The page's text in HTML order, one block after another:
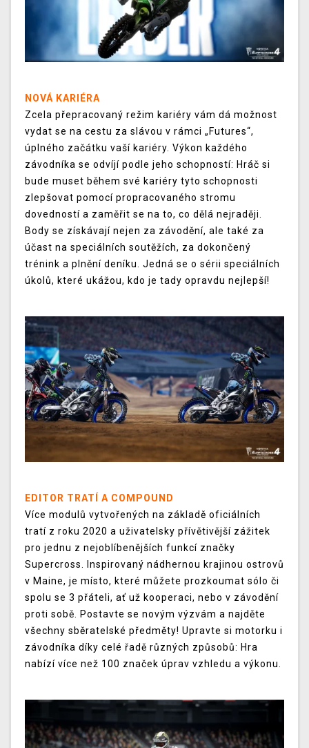
NOVÁ KARIÉRA
Zcela přepracovaný režim kariéry vám dá možnost
vydat se na cestu za slávou v rámci „Futures“,
úplného začátku vaší kariéry. Výkon každého
závodníka se odvíjí podle jeho schopností: Hráč si
bude muset během své kariéry tyto schopnosti
zlepšovat pomocí propracovaného stromu
dovedností a zaměřit se na to, co dělá nejraději.
Body se získávají nejen za závodění, ale také za
účast na speciálních soutěžích, za dokončený
trénink a plnění deníku. Jedná se o sérii speciálních
úkolů, které ukážou, kdo je tady opravdu nejlepší!
EDITOR TRATÍ A COMPOUND
Více modulů vytvořených na základě oficiálních
tratí z roku 2020 a uživatelsky přívětivější zážitek
pro jednu z nejoblíbenějších funkcí značky
Supercross. Inspirovaný nádhernou krajinou ostrovů
v Maine, je místo, které můžete prozkoumat sólo či
spolu se 3 přáteli, ať už kooperaci, nebo v závodění
proti sobě. Postavte se novým výzvám a najděte
všechny sběratelské předměty! Upravte si motorku i
závodníka díky celé řadě různých způsobů: Hra
nabízí více než 100 značek úprav vzhledu a výkonu.